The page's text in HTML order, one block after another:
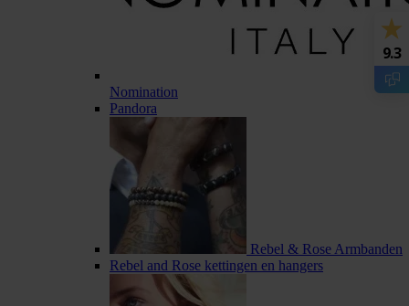
Nomination
Pandora
Rebel & Rose Armbanden
Rebel and Rose kettingen en hangers
9.3